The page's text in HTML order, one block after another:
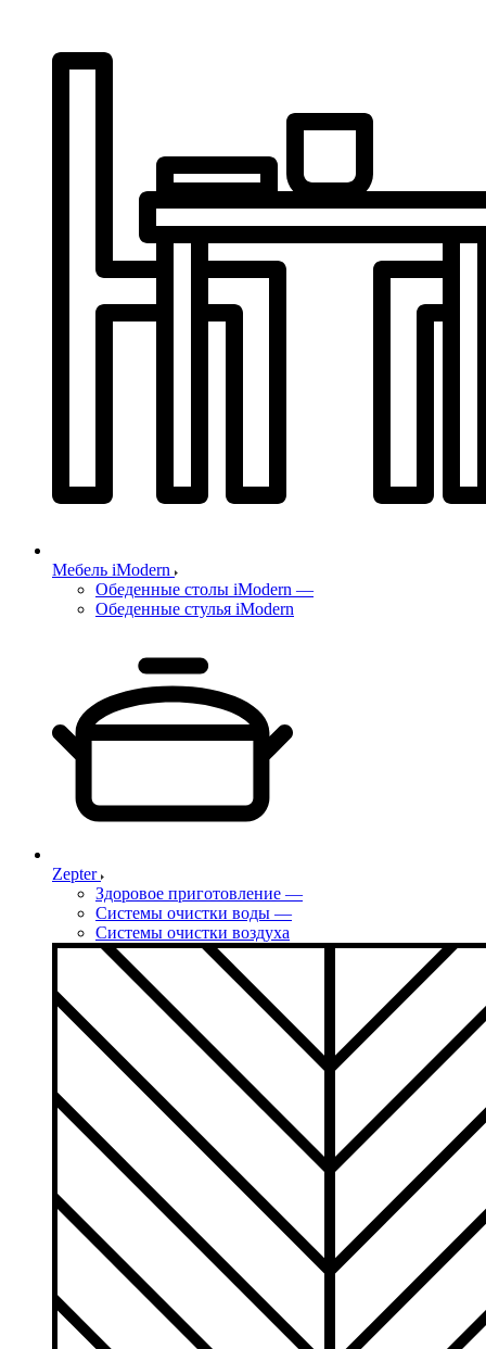
Мебель iModern
Обеденные столы iModern —
Обеденные стулья iModern
Zepter
Здоровое приготовление —
Системы очистки воды —
Системы очистки воздуха